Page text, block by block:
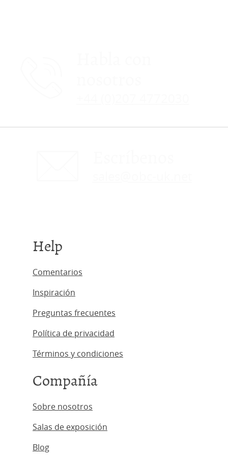
Help
Comentarios
Inspiración
Preguntas frecuentes
Política de privacidad
Términos y condiciones
Compañía
Sobre nosotros
Salas de exposición
Blog